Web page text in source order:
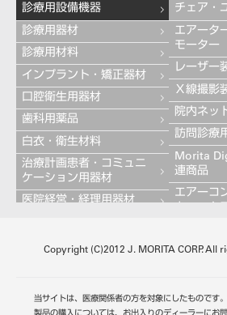
診療用設備機器
診療用器材
診療用材料
インプラント・矯正器材
口腔衛生用器材
歯科用薬品
白衣・衛生材料
治療計画患者・コミュニ
ケーション用器材
医院経営・経理用器材
技工用設備機器
歯科用金属
チェア・
エアータ
モーター
レーザー
Ｘ線撮影
院内ネッ
訪問診療
Morita
連商品
エアーコ
その他の
Copyright (C)2012 J. MORITA CORP. All
当サイトは、医療関係者の方を対象にしたものです